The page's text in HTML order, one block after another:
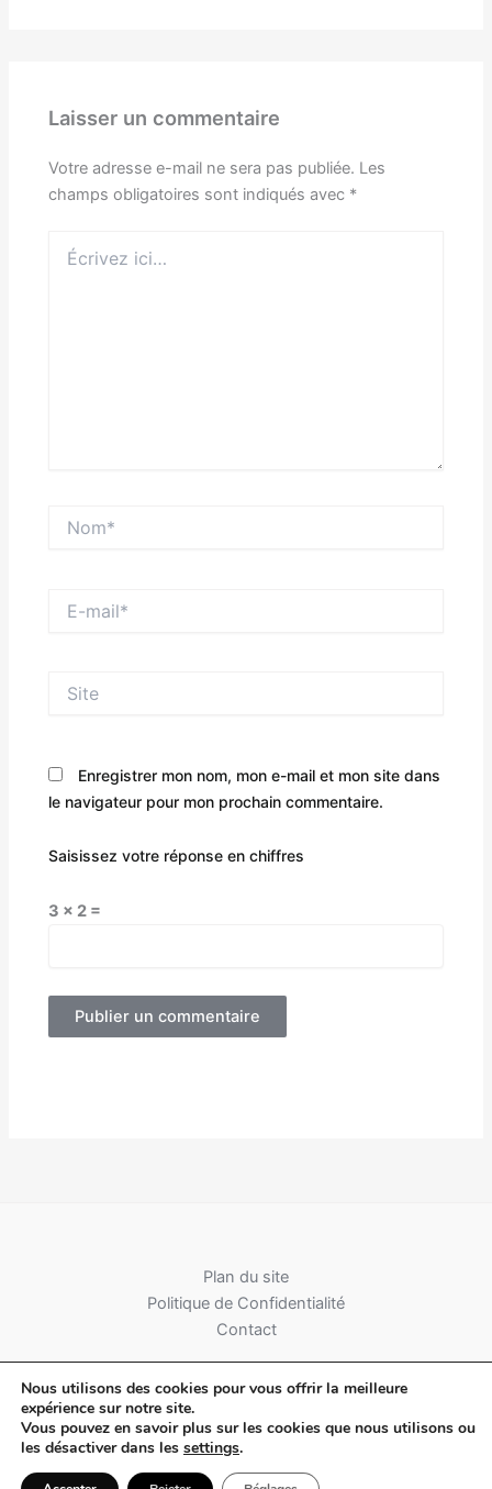
Laisser un commentaire
Votre adresse e-mail ne sera pas publiée. Les
champs obligatoires sont indiqués avec *
ici…
mail*
Enregistrer mon nom, mon e-mail et mon site dans
le navigateur pour mon prochain commentaire.
Saisissez votre réponse en chiffres
3 × 2 =
Plan du site
Politique de Confidentialité
Contact
Nous utilisons des cookies pour vous offrir la meilleure
expérience sur notre site.
Vous pouvez en savoir plus sur les cookies que nous utilisons ou
les désactiver dans les settings.